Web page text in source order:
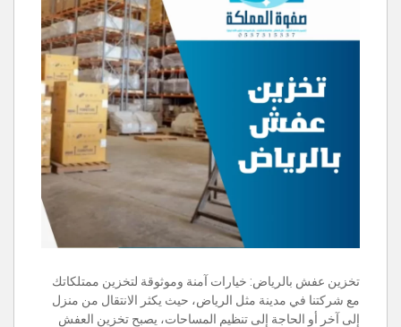
تخزين عفش بالرياض: خيارات آمنة وموثوقة لتخزين ممتلكاتك
مع شركتنا في مدينة مثل الرياض، حيث يكثر الانتقال من منزل
إلى آخر أو الحاجة إلى تنظيم المساحات، يصبح تخزين العفش